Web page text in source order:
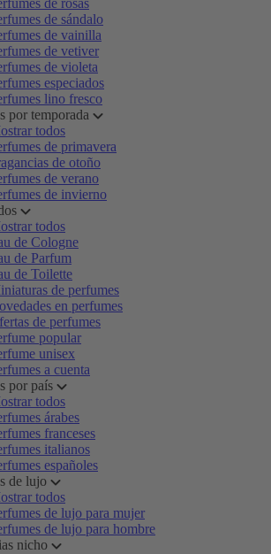
de rosas
de sándalo
de vainilla
de vetiver
de violeta
especiados
lino fresco
por temporada
todos
de primavera
de otoño
de verano
de invierno
todos
de Cologne
de Parfum
de Toilette
de perfumes
en perfumes
de perfumes
popular
unisex
a cuenta
por país
todos
árabes
franceses
italianos
españoles
de lujo
todos
de lujo para mujer
de lujo para hombre
nicho